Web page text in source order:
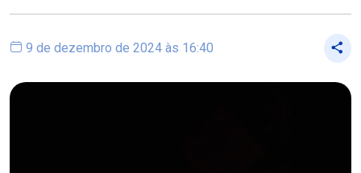
9 de dezembro de 2024 às 16:40